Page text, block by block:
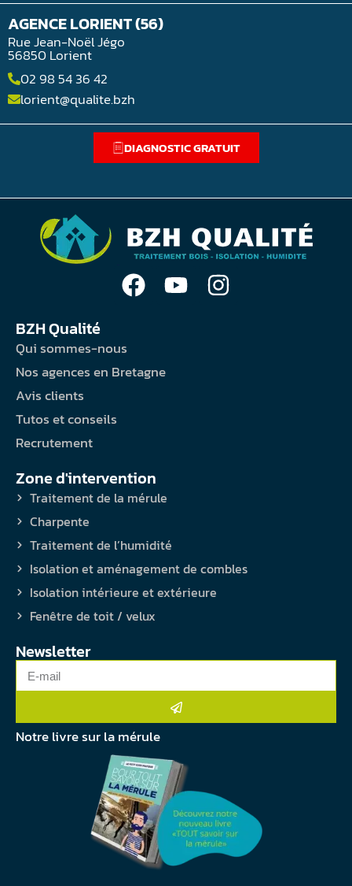
AGENCE LORIENT (56)
Rue Jean-Noël Jégo
56850 Lorient
02 98 54 36 42
lorient@qualite.bzh
DIAGNOSTIC GRATUIT
BZH Qualité
Qui sommes-nous
Nos agences en Bretagne
Avis clients
Tutos et conseils
Recrutement
Zone d'intervention
Traitement de la mérule
Charpente
Traitement de l’humidité
Isolation et aménagement de combles
Isolation intérieure et extérieure
Fenêtre de toit / velux
Newsletter
Notre livre sur la mérule